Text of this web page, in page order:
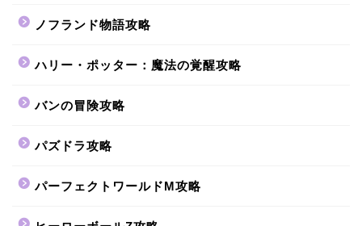
ノフランド物語攻略
ハリー・ポッター：魔法の覚醒攻略
バンの冒険攻略
パズドラ攻略
パーフェクトワールドM攻略